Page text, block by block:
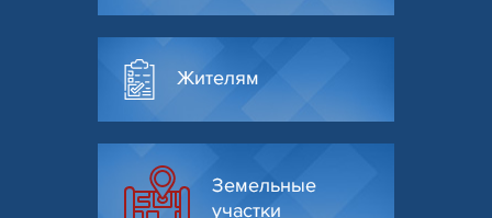
Жителям
Земельные
участки